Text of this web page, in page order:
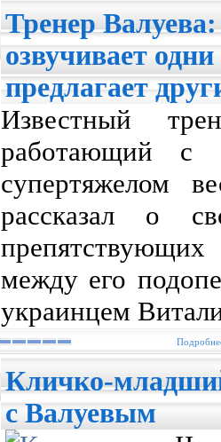
Тренер
озвучивает
предлагает
Известный
работающий с
супертяжелом
рассказал о
между его
украинцем
Кличко-
с Валуевым